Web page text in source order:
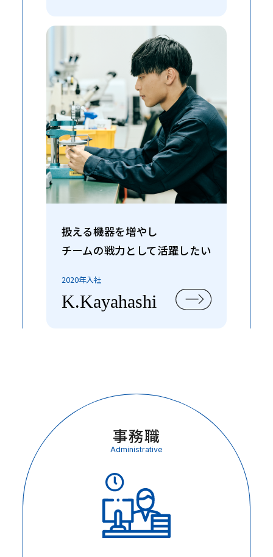
扱える機器を増やし
チームの戦力として活躍したい
2020年入社
K.Kayahashi
事務職
Administrative